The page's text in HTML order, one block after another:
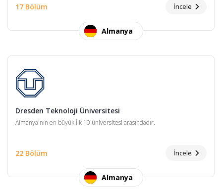
17 Bölüm İncele
Almanya
Dresden Teknoloji Üniversitesi
Almanya'nın en büyük İlk 10 üniversitesi arasındadır.
22 Bölüm İncele
Almanya